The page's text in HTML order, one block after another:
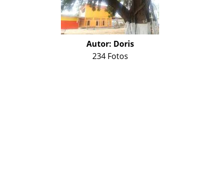
Autor: Doris
234 Fotos